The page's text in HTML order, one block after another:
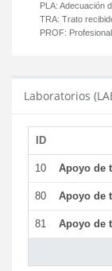
PLA: Adecuación
TRA: Trato
PROF:
Laboratorios
ID
10 Apoyo de
80 Apoyo de
81 Apoyo de